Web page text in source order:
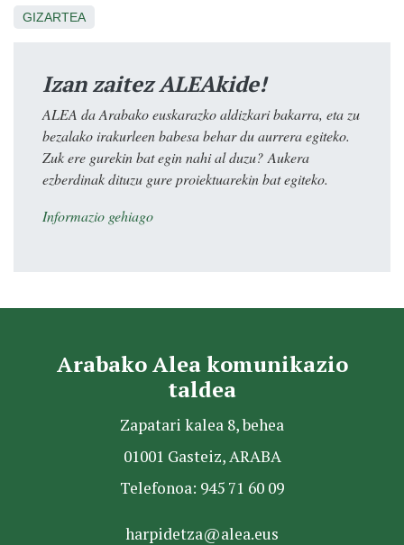
GIZARTEA
Izan zaitez ALEAkide!
ALEA da Arabako euskarazko aldizkari bakarra, eta zu
bezalako irakurleen babesa behar du aurrera egiteko.
Zuk ere gurekin bat egin nahi al duzu? Aukera
ezberdinak dituzu gure proiektuarekin bat egiteko.
Informazio gehiago
Arabako Alea komunikazio
taldea
Zapatari kalea 8, behea
01001 Gasteiz, ARABA
Telefonoa: 945 71 60 09
harpidetza@alea.eus